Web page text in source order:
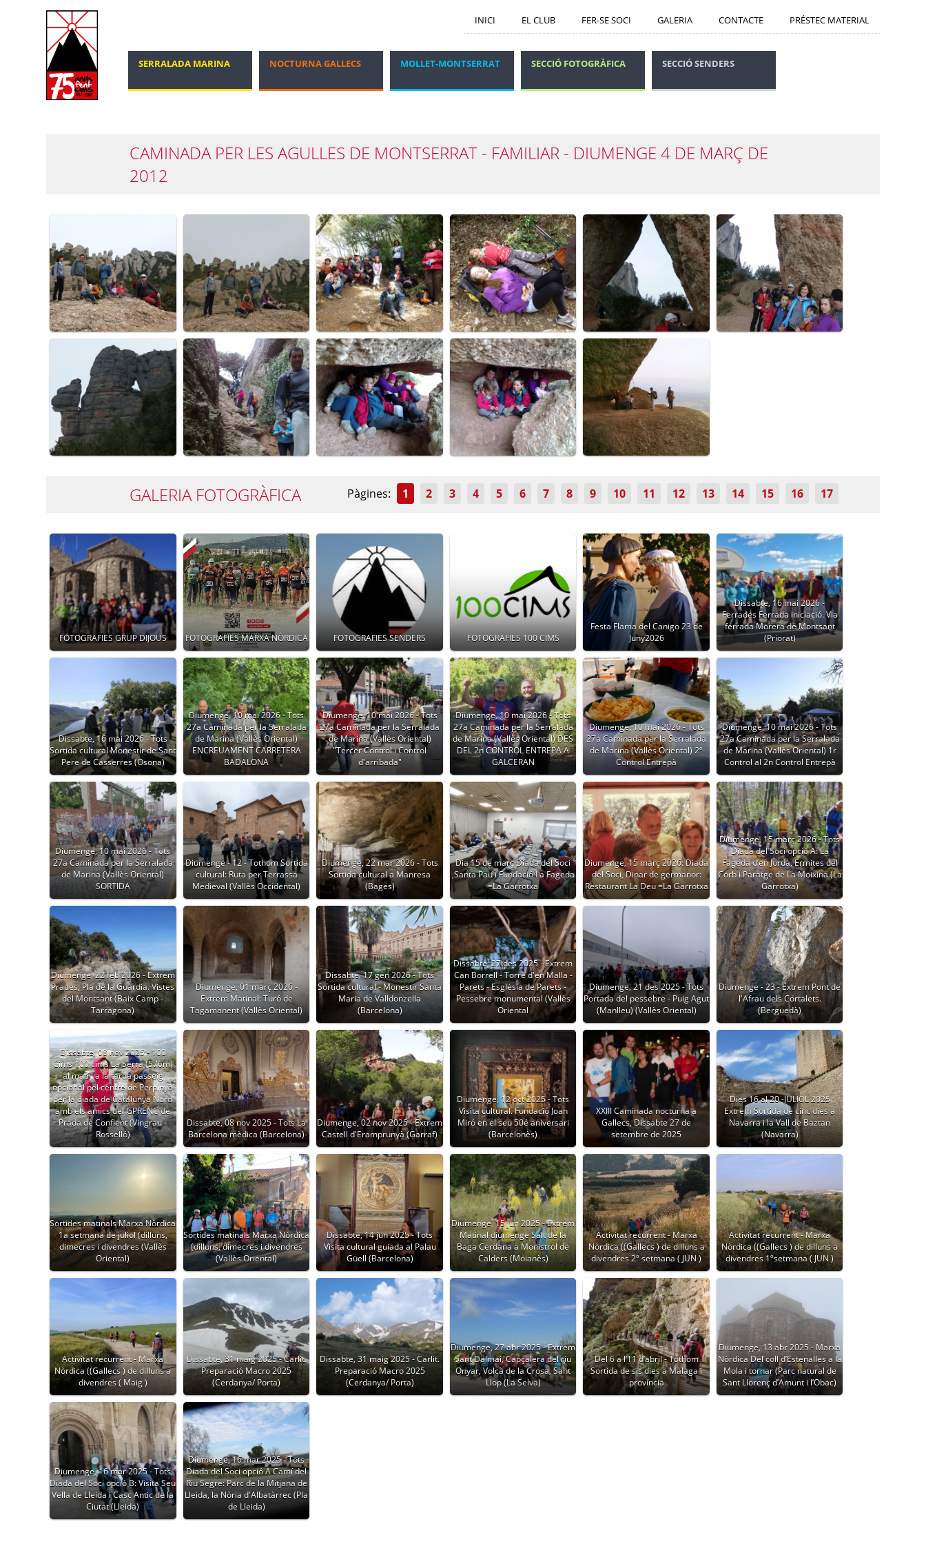
INICI EL CLUB FER-SE SOCI GALERIA CONTACTE PRÉSTEC MATERIAL
SERRALADA MARINA NOCTURNA GALLECS MOLLET-MONTSERRAT SECCIÓ FOTOGRÀFICA SECCIÓ SENDERS
CAMINADA PER LES AGULLES DE MONTSERRAT - FAMILIAR - DIUMENGE 4 DE MARÇ DE
2012
Pàgines: 1 2 3 4 5 6 7 8 9 10 11 12 13 14 15 16 17
GALERIA FOTOGRÀFICA
FOTOGRAFIES GRUP DIJOUS FOTOGRAFIES MARXA NÒRDICA FOTOGRAFIES SENDERS FOTOGRAFIES 100 CIMS
Festa Flama del Canigo 23 de
Juny2026
Dissabte, 16 mai 2026 -
Ferrades Ferrada iniciació. Via
ferrada Morera de Montsant
(Priorat)
Dissabte, 16 mai 2026 - Tots
Sortida cultural Monestir de Sant
Pere de Casserres (Osona)
Diumenge, 10 mai 2026 - Tots
27a Caminada per la Serralada
de Marina (Vallès Oriental)
ENCREUAMENT CARRETERA
BADALONA
Diumenge, 10 mai 2026 - Tots
27a Caminada per la Serralada
de Marina (Vallès Oriental)
"Tercer Control i Control
d'arribada"
Diumenge, 10 mai 2026 - Tots
27a Caminada per la Serralada
de Marina (Vallès Oriental) DES
DEL 2n CONTROL ENTREPA A
GALCERAN
Diumenge, 10 mai 2026 - Tots
27a Caminada per la Serralada
de Marina (Vallès Oriental) 2º
Control Entrepà
Diumenge, 10 mai 2026 - Tots
27a Caminada per la Serralada
de Marina (Vallès Oriental) 1r
Control al 2n Control Entrepà
Diumenge, 10 mai 2026 - Tots
27a Caminada per la Serralada
de Marina (Vallès Oriental)
SORTIDA
Diumenge - 12 - Tothom Sortida
cultural: Ruta per Terrassa
Medieval (Vallès Occidental)
Diumenge, 22 mar 2026 - Tots
Sortida cultural a Manresa
(Bages)
Dia 15 de març Diada del Soci
,Santa Pau i Fundació La Fageda
=La Garrotxa
Diumenge, 15 març 2026: Diada
del Soci, Dinar de germanor:
Restaurant La Deu =La Garrotxa
Diumenge, 15 març 2026 - Tots
Diada del Soci opció A: La
Fageda d’en Jordà, Ermites del
Corb i Paratge de La Moixina (La
Garrotxa)
Diumenge, 22 feb 2026 - Extrem
Prades, Pla de la Guàrdia. Vistes
del Montsant (Baix Camp -
Tarragona)
Diumenge, 01 març 2026 -
Extrem Matinal: Turó de
Tagamanent (Vallès Oriental)
Dissabte, 17 gen 2026 - Tots
Sortida cultural - Monestir Santa
Maria de Valldonzella
(Barcelona)
Dissabte, 27 des 2025 - Extrem
Can Borrell - Torre d'en Malla -
Parets - Església de Parets -
Pessebre monumental (Vallès
Oriental
Diumenge, 21 des 2025 - Tots
Portada del pessebre - Puig Agut
(Manlleu) (Vallès Oriental)
Diumenge - 23 - Extrem Pont de
l'Afrau dels Cortalets.
(Berguedà)
Dissabte, 08 nov 2025 - 100
Cims 100 cims La Serra (576m)
al matí i a la tarda passeig
opcional pel centre de Perpinyà
per la diada de Catalunya Nord
amb els amics del GPRENC de
Prada de Conflent (Vingrau -
Rosselló)
Dissabte, 08 nov 2025 - Tots La
Barcelona mèdica (Barcelona)
Diumenge, 02 nov 2025 - Extrem
Castell d'Eramprunyà (Garraf)
Diumenge, 12 oct 2025 - Tots
Visita cultural. Fundació Joan
Miró en el seu 50é aniversari
(Barcelonès)
XXIII Caminada nocturna a
Gallecs, Dissabte 27 de
setembre de 2025
Dies 16 al 20 -JULIOL 2025
Extrem Sortida de cinc dies a
Navarra i la Vall de Baztan
(Navarra)
Sortides matinals Marxa Nòrdica
1a setmana de juliol (dilluns,
dimecres i divendres (Vallès
Oriental)
Sortides matinals Marxa Nòrdica
(dilluns, dimecres i divendres
(Vallès Oriental)
Dissabte, 14 jun 2025 - Tots
Visita cultural guiada al Palau
Güell (Barcelona)
Diumenge, 15 jun 2025 - Extrem
Matinal diumenge Salt de la
Baga Cerdana a Monistrol de
Calders (Moianès)
Activitat recurrent - Marxa
Nòrdica ((Gallecs ) de dilluns a
divendres 2º setmana ( JUN )
Activitat recurrent - Marxa
Nòrdica ((Gallecs ) de dilluns a
divendres 1ºsetmana ( JUN )
Activitat recurrent - Marxa
Nòrdica ((Gallecs ) de dilluns a
divendres ( Maig )
Dissabte, 31 maig 2025 - Carlit.
Preparació Macro 2025
(Cerdanya/ Porta)
Dissabte, 31 maig 2025 - Carlit.
Preparació Macro 2025
(Cerdanya/ Porta)
Diumenge, 27 abr 2025 - Extrem
Sant Dalmai, Capçalera del riu
Onyar, Volcà de la Crosa, Sant
Llop (La Selva)
Del 6 a l’11 d’abril - Tothom
Sortida de sis dies a Màlaga i
província
Diumenge, 13 abr 2025 - Marxa
Nòrdica Del coll d’Estenalles a la
Mola i tornar (Parc natural de
Sant Llorenç d’Amunt i l’Obac)
Diumenge, 16 mar 2025 - Tots
Diada del Soci opció B: Visita Seu
Vella de Lleida i Casc Antic de la
Ciutat (Lleida)
Diumenge, 16 mar 2025 - Tots
Diada del Soci opció A Camí del
Riu Segre: Parc de la Mitjana de
Lleida, la Nòria d'Albatàrrec (Pla
de Lleida)